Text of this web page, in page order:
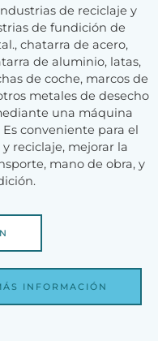
de reciclaje y
de fundición de
chatarra de acero,
de aluminio, latas,
de coche, marcos de
metales de desecho
una máquina
conveniente para el
reciclaje, mejorar la
mano de obra, y
INFORMACIÓN